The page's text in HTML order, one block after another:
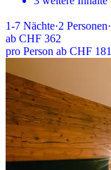
1-7 Nächte·2 Personen·
ab CHF 362
pro Person ab CHF 181